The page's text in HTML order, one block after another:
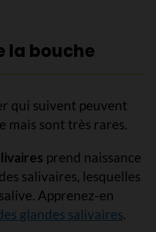
la bouche
qui suivent peuvent
mais sont très rares.
prend naissance
salivaires, lesquelles
Apprenez-en
glandes salivaires.